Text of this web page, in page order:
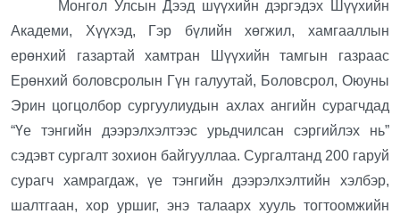
Монгол Улсын Дээд шүүхийн дэргэдэх Шүүхийн
Академи, Хүүхэд, Гэр бүлийн хөгжил, хамгааллын
ерөнхий газартай хамтран Шүүхийн тамгын газраас
Ерөнхий боловсролын Гүн галуутай, Боловсрол, Оюуны
Эрин цогцолбор сургуулиудын ахлах ангийн сурагчдад
“Үе тэнгийн дээрэлхэлтээс урьдчилсан сэргийлэх нь”
сэдэвт сургалт зохион байгууллаа. Сургалтанд 200 гаруй
сурагч хамрагдаж, үе тэнгийн дээрэлхэлтийн хэлбэр,
шалтгаан, хор уршиг, энэ талаарх хууль тогтоомжийн